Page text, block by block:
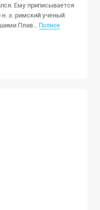
Ему приписывается
н. э. римский ученый
Плав... Полное